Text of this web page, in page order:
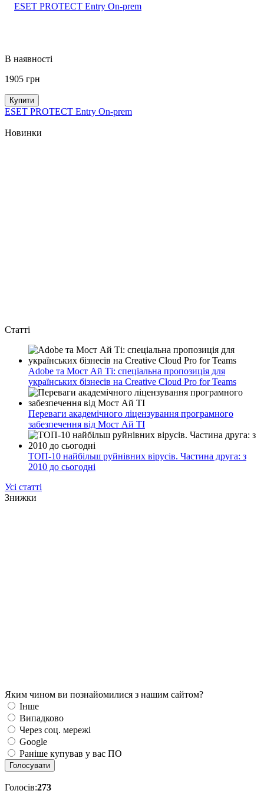
В наявності
1905 грн
Купити
ESET PROTECT Entry On-prem
Новинки
Статті
Adobe та Мост Ай Ті: спеціальна пропозиція для
українських бізнесів на Creative Cloud Pro for Teams
Переваги академічного ліцензування програмного
забезпечення від Мост Ай ТІ
ТОП-10 найбільш руйнівних вірусів. Частина друга: з
2010 до сьогодні
Усі статті
Знижки
Яким чином ви познайомилися з нашим сайтом?
Інше
Випадково
Через соц. мережі
Google
Раніше купував у вас ПО
Голосувати
Голосів:273